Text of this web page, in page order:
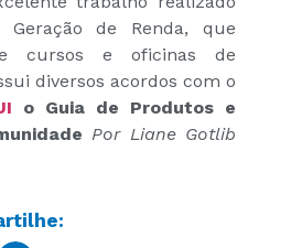
de Renda, que
cursos e oficinas de
diversos acordos com o
o Guia de Produtos e
Por Liane Gotlib